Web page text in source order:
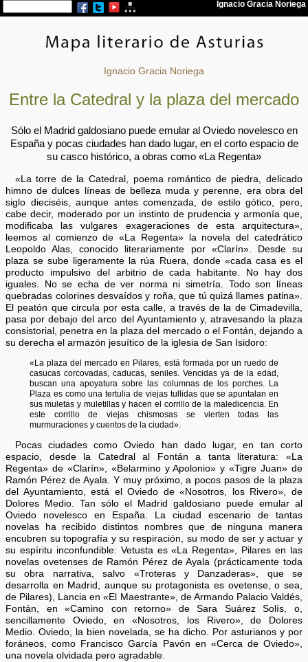
Ignacio Gracia Noriega
Entre la Catedral y la plaza del mercado
Sólo el Madrid galdosiano puede emular al Oviedo novelesco en
España y pocas ciudades han dado lugar, en el corto espacio de
su casco histórico, a obras como «La Regenta»
«La torre de la Catedral, poema romántico de piedra, delicado
himno de dulces líneas de belleza muda y perenne, era obra del
siglo dieciséis, aunque antes comenzada, de estilo gótico, pero,
cabe decir, moderado por un instinto de prudencia y armonía que,
modificaba las vulgares exageraciones de esta arquitectura»,
leemos al comienzo de «La Regenta» la novela del catedrático
Leopoldo Alas, conocido literariamente por «Clarín». Desde su
plaza se sube ligeramente la rúa Ruera, donde «cada casa es el
producto impulsivo del arbitrio de cada habitante. No hay dos
iguales. No se echa de ver norma ni simetría. Todo son líneas
quebradas colorines desvaídos y roña, que tú quizá llames patina».
El peatón que circula por esta calle, a través de la de Cimadevilla,
pasa por debajo del arco del Ayuntamiento y, atravesando la plaza
consistorial, penetra en la plaza del mercado o el Fontán, dejando a
su derecha el armazón jesuítico de la iglesia de San Isidoro:
«La plaza del mercado en Pilares, está formada por un ruedo de
casucas corcovadas, caducas, seniles. Vencidas ya de la edad,
buscan una apoyatura sobre las columnas de los porches. La
Plaza es como una tertulia de viejas tullidas que se apuntalan en
sus muletas y muletillas y hacen el corrillo de la maledicencia. En
este corrillo de viejas chismosas se vierten todas las
murmuraciones y cuentos de la ciudad».
Pocas ciudades como Oviedo han dado lugar, en tan corto
espacio, desde la Catedral al Fontán a tanta literatura: «La
Regenta» de «Clarín», «Belarmino y Apolonio» y «Tigre Juan» de
Ramón Pérez de Ayala. Y muy próximo, a pocos pasos de la plaza
del Ayuntamiento, está el Oviedo de «Nosotros, los Rivero», de
Dolores Medio. Tan sólo el Madrid galdosiano puede emular al
Oviedo novelesco en España. La ciudad escenario de tantas
novelas ha recibido distintos nombres que de ninguna manera
encubren su topografía y su respiración, su modo de ser y actuar y
su espíritu inconfundible: Vetusta es «La Regenta», Pilares en las
novelas ovetenses de Ramón Pérez de Ayala (prácticamente toda
su obra narrativa, salvo «Troteras y Danzaderas», que se
desarrolla en Madrid, aunque su protagonista es ovetense, o sea,
de Pilares), Lancia en «El Maestrante», de Armando Palacio Valdés,
Fontán, en «Camino con retorno» de Sara Suárez Solís, o,
sencillamente Oviedo, en «Nosotros, los Rivero», de Dolores
Medio. Oviedo, la bien novelada, se ha dicho. Por asturianos y por
foráneos, como Francisco García Pavón en «Cerca de Oviedo»,
una novela olvidada pero agradable.